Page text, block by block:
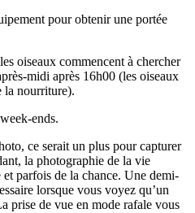
pour obtenir une portée
oiseaux commencent à chercher
midi après 16h00 (les oiseaux
la nourriture).
ends.
ce serait un plus pour capturer
la photographie de la vie
et parfois de la chance. Une demi-
lorsque vous voyez qu’un
prise de vue en mode rafale vous